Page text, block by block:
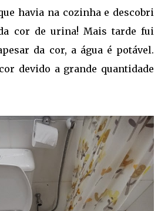
havia na cozinha e descobri
cor de urina! Mais tarde fui
da cor, a água é potável.
devido a grande quantidade